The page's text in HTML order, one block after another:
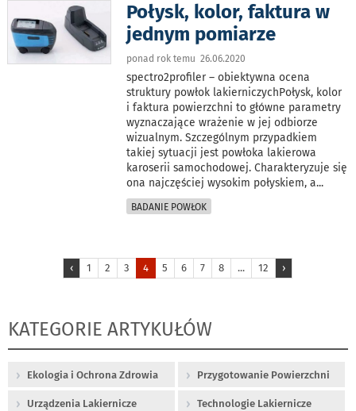
Połysk, kolor, faktura w
jednym pomiarze
ponad rok temu 26.06.2020
spectro2profiler – obiektywna ocena
struktury powłok lakierniczychPołysk, kolor
i faktura powierzchni to główne parametry
wyznaczające wrażenie w jej odbiorze
wizualnym. Szczególnym przypadkiem
takiej sytuacji jest powłoka lakierowa
karoserii samochodowej. Charakteryzuje się
ona najczęściej wysokim połyskiem, a...
BADANIE POWŁOK
‹ 1 2 3 4 5 6 7 8 ... 12 ›
KATEGORIE ARTYKUŁÓW
Ekologia i Ochrona Zdrowia Przygotowanie Powierzchni
Urządzenia Lakiernicze Technologie Lakiernicze